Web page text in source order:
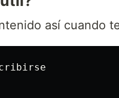
así cuando